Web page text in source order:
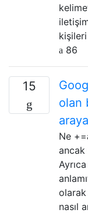
86
15
olan
Ne
ancak
olarak
nasıl